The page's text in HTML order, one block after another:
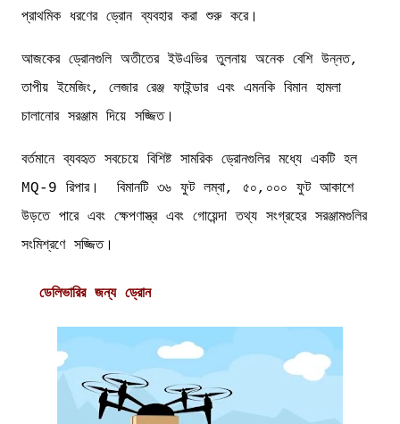
প্রাথমিক ধরণের ড্রোন ব্যবহার করা শুরু করে।
আজকের ড্রোনগুলি অতীতের ইউএভির তুলনায় অনেক বেশি উন্নত,
তাপীয় ইমেজিং, লেজার রেঞ্জ ফাইন্ডার এবং এমনকি বিমান হামলা
চালানোর সরঞ্জাম দিয়ে সজ্জিত।
বর্তমানে ব্যবহৃত সবচেয়ে বিশিষ্ট সামরিক ড্রোনগুলির মধ্যে একটি হল
MQ-9 রিপার। বিমানটি ৩৬ ফুট লম্বা, ৫০,০০০ ফুট আকাশে
উড়তে পারে এবং ক্ষেপণাস্ত্র এবং গোয়েন্দা তথ্য সংগ্রহের সরঞ্জামগুলির
সংমিশ্রণে সজ্জিত।
ডেলিভারির জন্য ড্রোন